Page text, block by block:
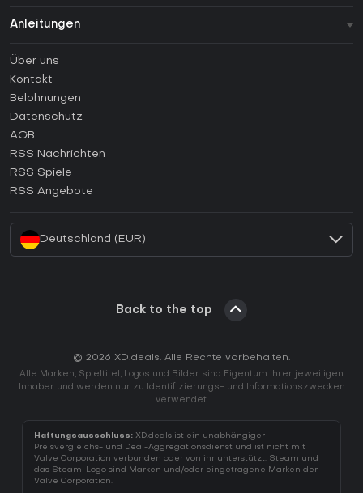
Anleitungen
Anleitungen
Wie aktiviert man einen Steam CD Key?
Wie aktiviert man einen Epic Games CD Key?
Wie aktiviert man einen GOG CD Key?
Wie aktiviert man einen Ubisoft Connect CD Key?
Über uns
Kontakt
Belohnungen
Datenschutz
AGB
RSS Nachrichten
RSS Spiele
RSS Angebote
Deutschland (EUR)
Back to the top
© 2026 XD.deals. Alle Rechte vorbehalten.
Alle Marken, Spieltitel, Logos und Bilder sind Eigentum ihrer jeweiligen
Inhaber und werden nur zu Identifizierungs- und Informationszwecken
verwendet.
Haftungsausschluss: XD.deals ist ein unabhängiger
Preisvergleichs- und Deal-Aggregationsdienst und ist nicht mit
Valve Corporation verbunden oder von ihr unterstützt. Steam und
das Steam-Logo sind Marken und/oder eingetragene Marken der
Valve Corporation.